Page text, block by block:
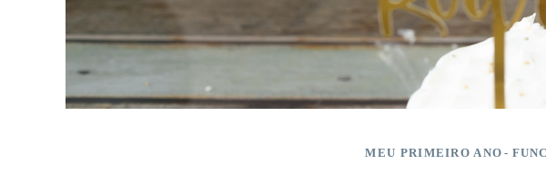
MEU PRIMEIRO ANO